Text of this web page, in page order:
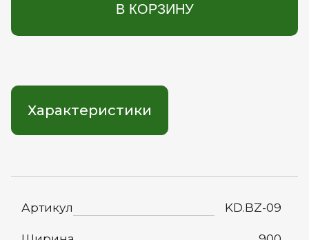
В КОРЗИНУ
Характеристики
Артикул KD.BZ-09